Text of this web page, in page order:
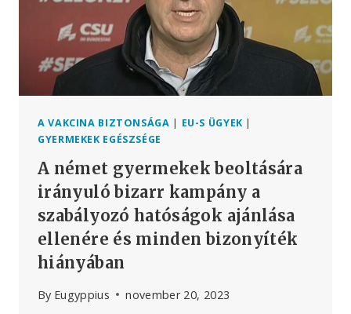
A
GARDASIL
BIZTONSÁGOSSÁGÁNAK
KAMPÁNYOKNAK
A
INDÍTJA
EL
A VAKCINA BIZTONSÁGA | EU-S ÜGYEK |
GYERMEKEK EGÉSZSÉGE
A német gyermekek beoltására
irányuló bizarr kampány a
szabályozó hatóságok ajánlása
ellenére és minden bizonyíték
hiányában
By Eugyppius november 20, 2023